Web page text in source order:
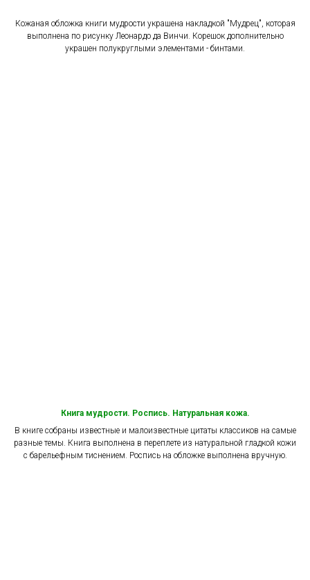
Кожаная обложка книги мудрости украшена накладкой "Мудрец", которая
выполнена по рисунку Леонардо да Винчи. Корешок дополнительно
украшен полукруглыми элементами - бинтами.
Книга мудрости. Роспись. Натуральная кожа.
В книге собраны известные и малоизвестные цитаты классиков на самые
разные темы. Книга выполнена в переплете из натуральной гладкой кожи
с барельефным тиснением. Роспись на обложке выполнена вручную.